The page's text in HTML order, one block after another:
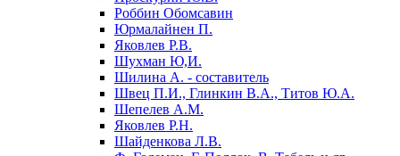
Роббин Обомсавин
Юрмалайнен П.
Яковлев Р.В.
Шухман Ю,И.
Шилина А. - составитель
Швец П.И., Глинкин В.А., Титов Ю.А.
Шепелев А.М.
Яковлев Р.Н.
Шайденкова Л.В.